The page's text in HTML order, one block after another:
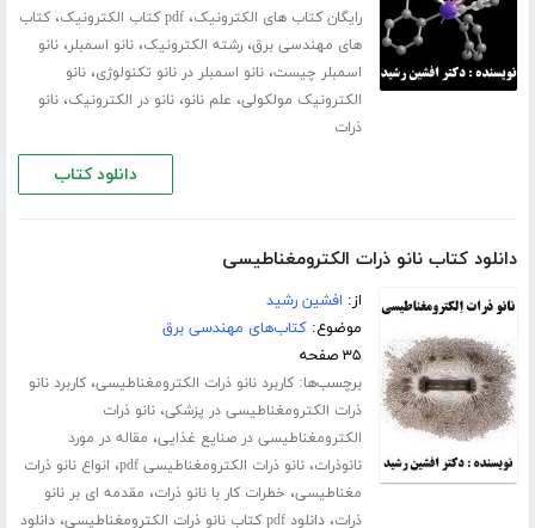
رایگان کتاب های الکترونیک،pdf کتاب الکترونیک ،کتاب
های مهندسی برق،رشته الکترونیک،نانو اسمبلر،نانو
اسمبلر چیست،نانو اسمبلر در نانو تکنولوژی،نانو
الکترونیک مولکولی، علم نانو،نانو در الکترونیک،نانو
ذرات
دانلود کتاب
دانلود کتاب نانو ذرات الکترومغناطیسی
از: افشین رشید
موضوع:کتاب‌های مهندسی برق
۳۵ صفحه
برچسب‌ها:کاربرد نانو ذرات الکترومغناطیسی،کاربرد نانو
ذرات الکترومغناطیسی در پزشکی،نانو ذرات
الکترومغناطیسی در صنایع غذایی، مقاله در مورد
نانوذرات،نانو ذرات الکترومغناطیسی pdf ، انواع نانو ذرات
مغناطیسی، خطرات کار با نانو ذرات، مقدمه ای بر نانو
ذرات،دانلود pdf کتاب نانو ذرات الکترومغناطیسی ،دانلود